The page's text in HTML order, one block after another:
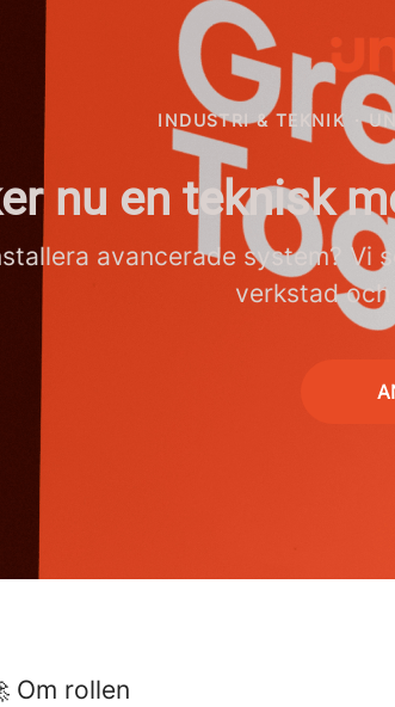
INDUSTRI & TEKNIK
nu en teknisk
avancerade system?
verkstad
Om rollen